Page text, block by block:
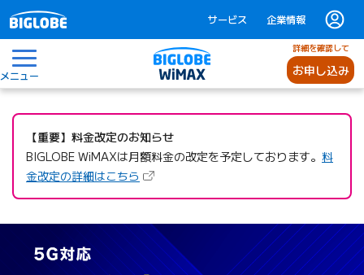
サービス 企業情報
メニュー
詳細を確認して
お申し込み
【重要】料金改定のお知らせ
BIGLOBE WiMAXは月額料金の改定を予定しております。 料
金改定の詳細はこちら （新しいタブで開きます）